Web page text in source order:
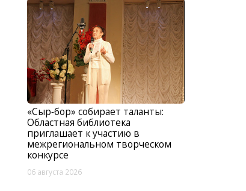
«Сыр‑бор» собирает таланты:
Областная библиотека
приглашает к участию в
межрегиональном творческом
конкурсе
06 августа 2026